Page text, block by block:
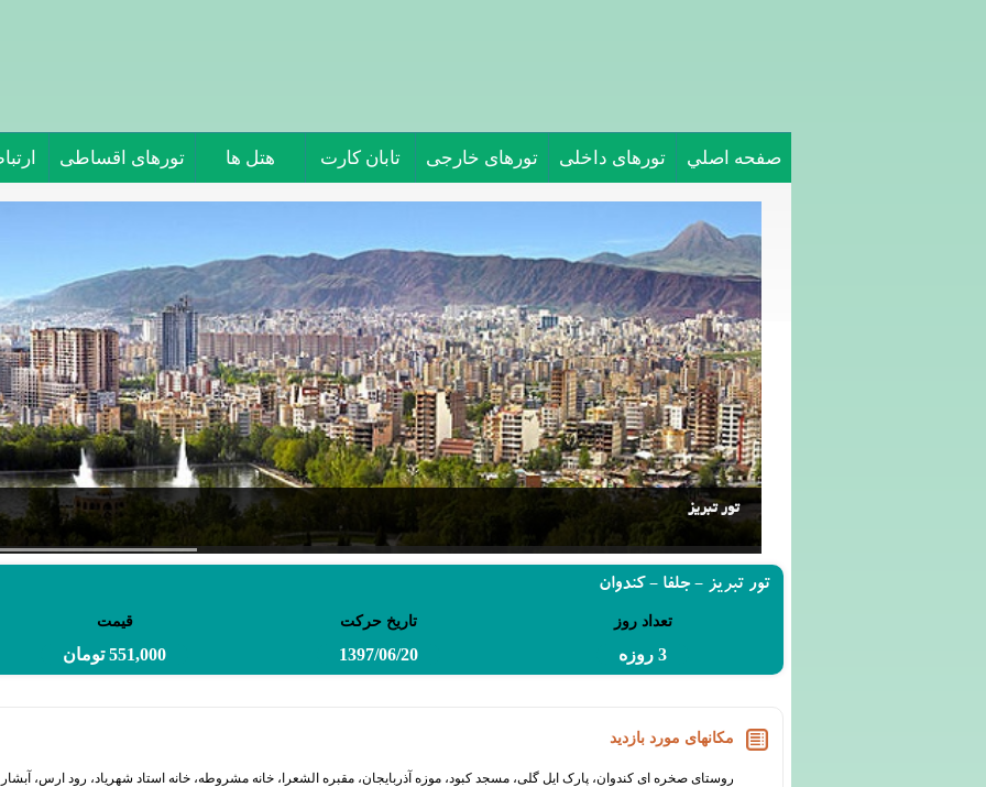
صفحه اصلي تورهای داخلی تورهای خارجی تابان کارت هتل ها تورهای اقساطی
تور تبریز
تور تبریز - جلفا - کندوان
تعداد روز تاریخ حرکت قیمت
3 روزه 1397/06/20 551,000 تومان
مکانهای مورد بازدید
روستای صخره ای کندوان، پارک ایل گلی، مسجد کبود، موزه آذربایجان، مقبره الشعرا، خانه مشروطه، خانه استاد شهریاد، رود ارس،